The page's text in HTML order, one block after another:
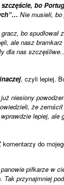
szczę­ście, bo
Nie musieli,
bo spu­dło­wał
ale nasz bram­karz
dla nas
, czyli lepiej.
nie­siony
że
lepiej, ale
komen­ta­rzy do
pił­ka­rze w
Tak przy­naj­mniej